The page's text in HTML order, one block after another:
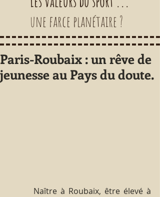
une farce planétaire ?
Paris-Roubaix : un rêve de
jeunesse au Pays du doute.